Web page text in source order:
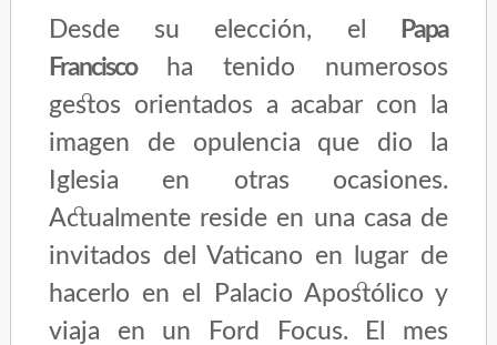
Desde su elección, el
Papa
Franciscoha tenido numerosos
gestos orientados a acabar con la
imagen de opulencia que dio la
Iglesia en otras ocasiones.
Actualmente reside en una casa de
invitados del Vaticano en lugar de
hacerlo en el Palacio Apostólico y
viaja en un Ford Focus. El mes